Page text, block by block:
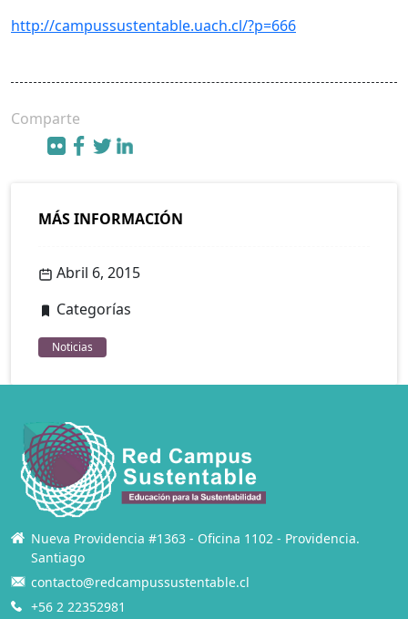
http://campussustentable.uach.cl/?p=666
Comparte
MÁS INFORMACIÓN
Abril 6, 2015
Categorías
Noticias
Nueva Providencia #1363 - Oficina 1102 - Providencia.
Santiago
contacto@redcampussustentable.cl
+56 2 22352981